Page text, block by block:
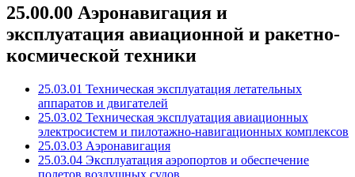
25.00.00 Аэронавигация и
эксплуатация авиационной и ракетно-
космической техники
25.03.01 Техническая эксплуатация летательных
аппаратов и двигателей
25.03.02 Техническая эксплуатация авиационных
электросистем и пилотажно-навигационных комплексов
25.03.03 Аэронавигация
25.03.04 Эксплуатация аэропортов и обеспечение